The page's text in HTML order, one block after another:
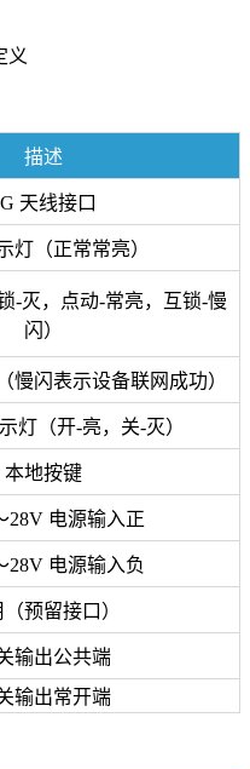
描述
天线接口
灯（正常常亮）
-灭，点动-常亮，互锁-慢
闪）
慢闪表示设备联网成功）
灯（开-亮，关-灭）
本地按键
28V 电源输入正
28V 电源输入负
预留接口）
输出公共端
输出常开端